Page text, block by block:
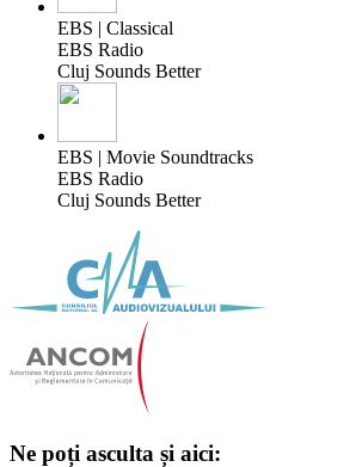
EBS | Classical
EBS Radio
Cluj Sounds Better
EBS | Movie Soundtracks
EBS Radio
Cluj Sounds Better
Ne poți asculta și aici: